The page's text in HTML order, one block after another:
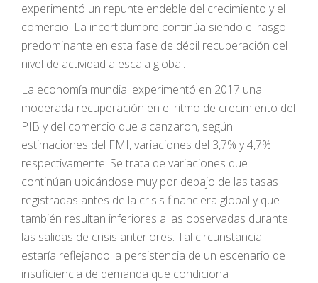
experimentó un repunte endeble del crecimiento y el
comercio. La incertidumbre continúa siendo el rasgo
predominante en esta fase de débil recuperación del
nivel de actividad a escala global.
La economía mundial experimentó en 2017 una
moderada recuperación en el ritmo de crecimiento del
PIB y del comercio que alcanzaron, según
estimaciones del FMI, variaciones del 3,7% y 4,7%
respectivamente. Se trata de variaciones que
continúan ubicándose muy por debajo de las tasas
registradas antes de la crisis financiera global y que
también resultan inferiores a las observadas durante
las salidas de crisis anteriores. Tal circunstancia
estaría reflejando la persistencia de un escenario de
insuficiencia de demanda que condiciona